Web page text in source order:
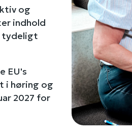
og
indhold
tydeligt
EU's
i høring og
2027 for